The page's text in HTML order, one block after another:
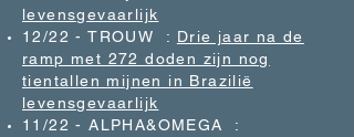
levensgevaarlijk
12/22 - TROUW : Drie jaar na de
ramp met 272 doden zijn nog
tientallen mijnen in Brazilië
levensgevaarlijk
11/22 - ALPHA&OMEGA :